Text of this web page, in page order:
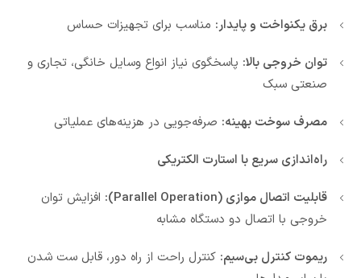
برق یکنواخت و پایدار: مناسب برای تجهیزات حساس
توان خروجی بالا: پاسخگوی نیاز انواع وسایل خانگی، تجاری و
صنعتی سبک
مصرف سوخت بهینه: صرفه‌جویی در هزینه‌های عملیاتی
راه‌اندازی سریع با استارت الکتریکی
قابلیت اتصال موازی (Parallel Operation):
افزایش توان
خروجی با اتصال دو دستگاه مشابه
ریموت کنترل بی‌سیم: کنترل راحت از راه دور، قابل ست شدن